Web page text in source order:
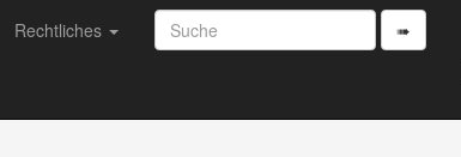
Rechtliches ➠